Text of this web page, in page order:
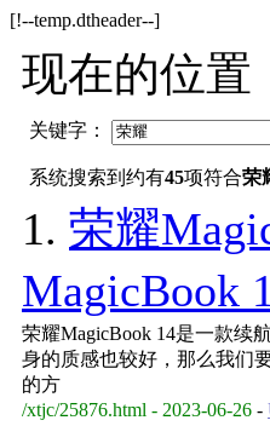
[!--temp.dtheader--]
现在的位置
关键字：
系统搜索到约有45项符合荣
1. 荣耀
MagicBook
荣耀MagicBook 14是一款续
身的质感也较好，那么我们
的方
/xtjc/25876.html - 2023-06-26 -